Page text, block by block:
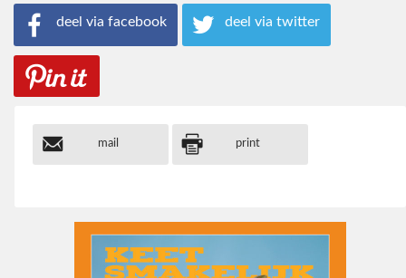
deel via facebook deel via twitter
mail print